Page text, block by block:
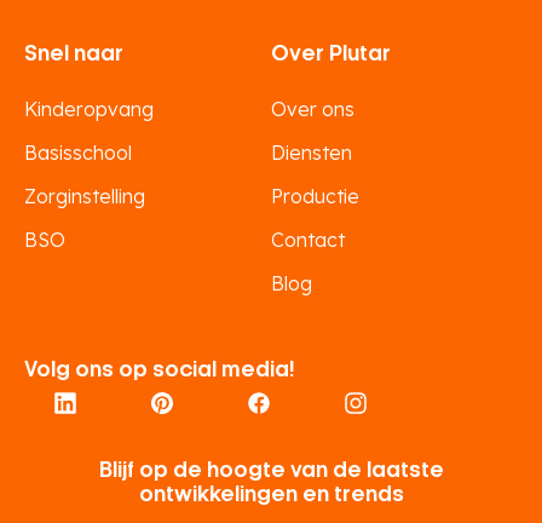
Volg ons op social media!
Snel naar
Kinderopvang
Basisschool
Zorginstelling
BSO
Over Plutar
Over ons
Diensten
Productie
Contact
Blog
Blijf op de hoogte van de laatste
ontwikkelingen en trends